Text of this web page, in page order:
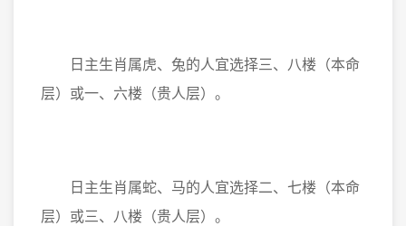
日主生肖属虎、兔的人宜选择三、八楼（本命
层）或一、六楼（贵人层）。
日主生肖属蛇、马的人宜选择二、七楼（本命
层）或三、八楼（贵人层）。